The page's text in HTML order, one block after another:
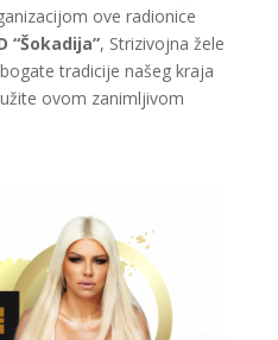
ove radionice
“Šokadija”, Strizivojna žele
tradicije našeg kraja
ovom zanimljivom